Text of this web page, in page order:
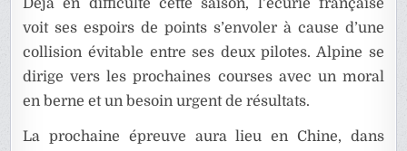
Déjà en difficulté cette saison, l’écurie française
voit ses espoirs de points s’envoler à cause d’une
collision évitable entre ses deux pilotes. Alpine se
dirige vers les prochaines courses avec un moral
en berne et un besoin urgent de résultats.
La prochaine épreuve aura lieu en Chine, dans